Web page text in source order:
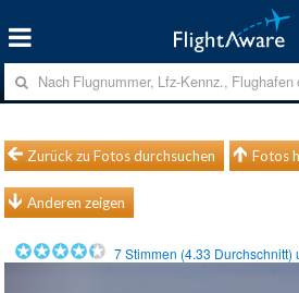
Zurück zu Fotos durchsuchen Fotos
Anderen zeigen
7Stimmen (4.33